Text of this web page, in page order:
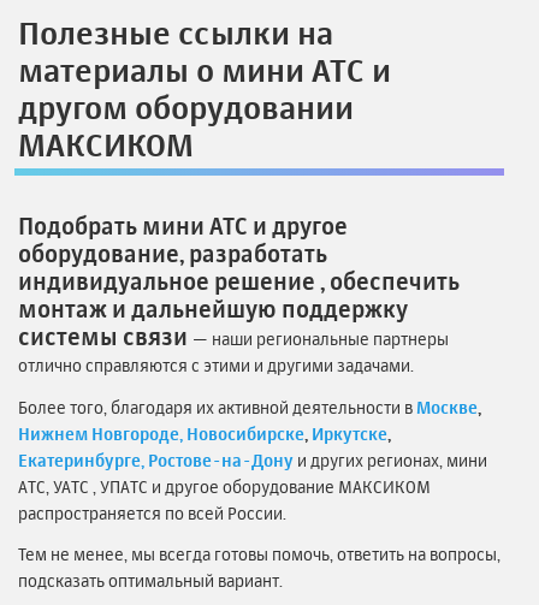
Полезные ссылки на
материалы о мини АТС и
другом оборудовании
МАКСИКОМ
Подобрать мини АТС и другое
оборудование, разработать
индивидуальное решение , обеспечить
монтаж и дальнейшую поддержку
системы связи — наши региональные партнеры
отлично справляются с этими и другими задачами.
Более того, благодаря их активной деятельности в Москве
Нижнем Новгороде, Новосибирске Иркутске
Екатеринбурге, Ростове-на-Дону и других регионах, мини
АТС, УАТС , УПАТС и другое оборудование МАКСИКОМ
распространяется по всей России.
Тем не менее, мы всегда готовы помочь, ответить на вопросы,
подсказать оптимальный вариант.